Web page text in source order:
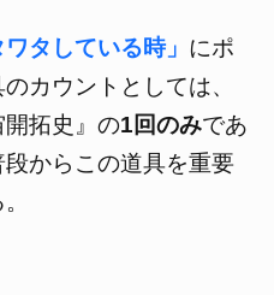
タしている時」 にポ
カウントとしては、
拓史』の1回のみであ
からこの道具を重要